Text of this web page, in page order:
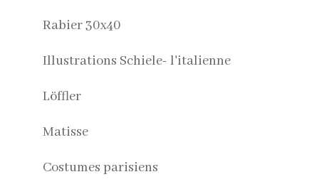
Rabier 30x40
Illustrations Schiele- l'italienne
Löffler
Matisse
Costumes parisiens